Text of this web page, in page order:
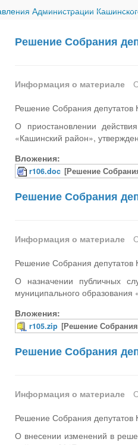
Администрации
Решение Собрания
Информация о материале
Решение Собрания депутатов
О приостановлении
«Кашинский район»,
Вложения:
r106.doc [Решение
Решение Собрания
Информация о материале
Решение Собрания депутатов
О назначении публичных
муниципального образования
Вложения:
r105.zip [Решение Собрания
Решение Собрания
Информация о материале
Решение Собрания депутатов
О внесении изменений в